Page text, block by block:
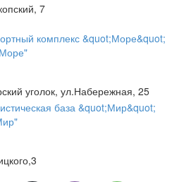
7
уголок, ул.Набережная, 25